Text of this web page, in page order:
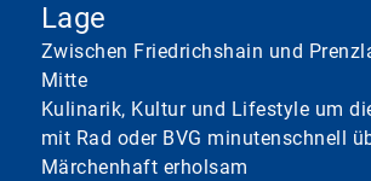
Lage
Zwischen Friedrichshain und
Mitte
Kulinarik, Kultur und Lifestyle um
mit Rad oder BVG minutenschnell
Märchenhaft erholsam